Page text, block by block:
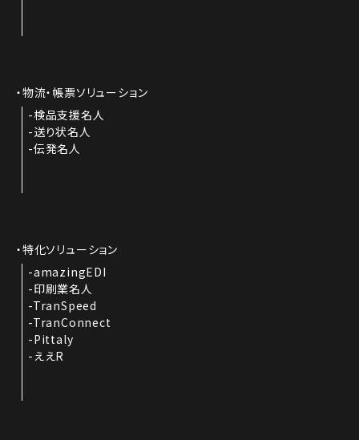
物流・帳票ソリューション
検品支援名人
送り状名人
伝発名人
特化ソリューション
amazingEDI
印刷業名人
TranSpeed
TranConnect
Pittaly
ええR